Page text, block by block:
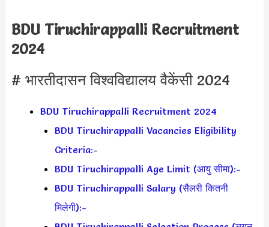
BDU Tiruchirappalli Recruitment
2024
# भारतीदासन विश्वविद्यालय वैकेंसी 2024
BDU Tiruchirappalli Recruitment 2024
BDU Tiruchirappalli Vacancies Eligibility
Criteria:-
BDU Tiruchirappalli Age Limit (आयु सीमा):-
BDU Tiruchirappalli Salary (सैलरी कितनी
मिलेगी):-